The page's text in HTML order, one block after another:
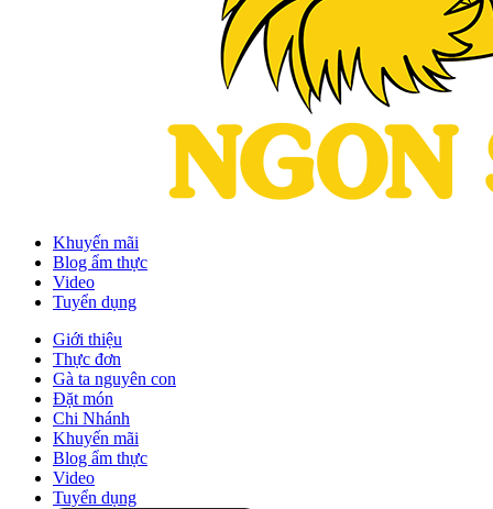
Khuyến mãi
Blog ẩm thực
Video
Tuyển dụng
Giới thiệu
Thực đơn
Gà ta nguyên con
Đặt món
Chi Nhánh
Khuyến mãi
Blog ẩm thực
Video
Tuyển dụng